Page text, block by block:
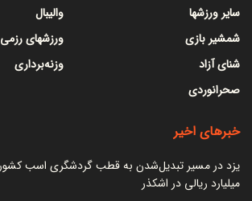
سایر ورزشها
شمشیر بازی
شنای آزاد
صحرانوردی
والیبال
ورزشهای رزمی
وزنه‌برداری
خبرهای اخیر
میلیارد ریالی در اشکذر